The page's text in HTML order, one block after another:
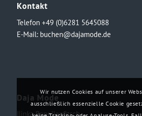
Kontakt
Telefon +49 (0)6281 5645088
E-Mail: buchen@dajamode.de
Daja Mode
Ilinka Ronellenfitsch
Wir nutzen Cookies auf unserer
ausschließlich essenzielle Cookie